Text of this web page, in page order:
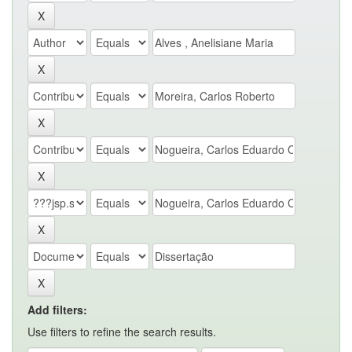
Add filters:
Use filters to refine the search results.